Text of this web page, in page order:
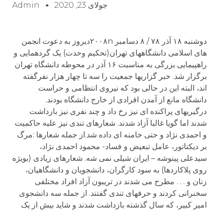
جولای 23, 2020 Admin
دوشنبه ۱۸ آذر ۷۸ / ۸ دسامبر ۲۰۰۸nدیروز به دعوت انجمن
های اسلامی دانشگاههای تهران(تحکیم وحدت) یک گردهمایی و
راهپیمایی بزرگی به مناسبت ۱۶ آذر در محوطه دانشگاه تهران
برگزار شد. خبر گزاریها جمعیت را سه تا چهار هزار نفرگفته
اند، البته این در حالی بود که نیروی انتظامی و حراست
دانشگاه مانع از آمدن افرادی از خارج دانشگاه بودند.
درگیریهای پراکنده ای نیز رخ داد و چند نفری نیز بازداشت
شدند اما گویا غالبا آزاد شدند. شعارهای تندی نیز علیه حاکمیت
و احمدی نژاد و حتی خامنه ای داده شد.از جمله شعارها :مرگ
بر دیکتاتور، عامل تبعیض و فساد- محمود احمدی نژاد،
سیدعلی پینوشه – ایران شیلی نمی شه. شعارهای زیادی (بویژه
روی پلاکاردها) به سود کارگران، دانشجویان و دانشگاهیان،
زنان و . . . مطرح می شدند در تریبون آزاد افراد مختلفی
سخنرانی کردند و حرفهای تندی گفتند. از جمله سه دانشجوی
امیر کبیر، که سال گذشته بازداشت شدند و شاید بیش از یک